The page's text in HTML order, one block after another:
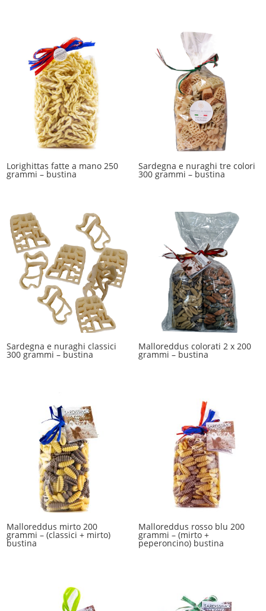
Lorighittas fatte a mano 250
grammi – bustina
Sardegna e nuraghi tre colori
300 grammi – bustina
Sardegna e nuraghi classici
300 grammi – bustina
Malloreddus colorati 2 x 200
grammi – bustina
Malloreddus mirto 200
grammi – (classici + mirto)
bustina
Malloreddus rosso blu 200
grammi – (mirto +
peperoncino) bustina